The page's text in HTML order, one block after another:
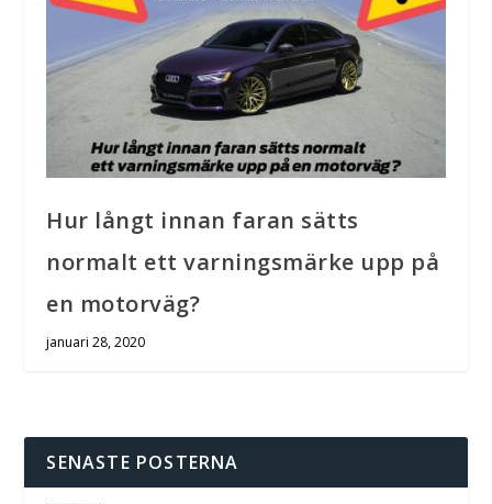
Hur långt innan faran sätts
normalt ett varningsmärke upp på
en motorväg?
januari 28, 2020
SENASTE POSTERNA